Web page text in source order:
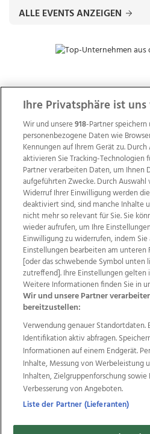
ALLE EVENTS ANZEIGEN
ZUR
Wir über uns Mediadaten
Datenschutz
Impressum
AGB Website
Ehrenkodex
Weitere Angebote des
TV1 di-mog-i.at
Life Radio
OÖN Karriere
OÖN Reise
Regionaljobs
wasistlos.at
Ihre Privatsphäre ist
Wir und unsere918-Partner
personenbezogene Daten wie
Kennungen auf Ihrem Gerät zu.
aktivieren Sie Tracking-Technologien
Partner verarbeiten Daten, um Ihnen
aufgeführten Zwecke. Durch
Widerruf Ihrer Einwilligung werden
deaktiviert sind, sind manche Inhalte
nicht mehr so relevant für Sie. Sie
wieder aufrufen, um Ihre
Einwilligung zu widerrufen, indem Sie
Einstellungen bearbeiten am unteren
[oder das schwebende Symbol unten
zutreffend]. Ihre Einstellungen gelten
Weitere Informationen finden Sie in
Wir und unsere Partner
bereitzustellen:
Verwendung genauer Standortdaten.
Identifikation aktiv abfragen.
Informationen auf einem Endgerät.
Inhalte, Messung von Werbeleistung
Inhalten, Zielgruppenforschung
Verbesserung von Angeboten.
Liste der Partner (Lieferanten)